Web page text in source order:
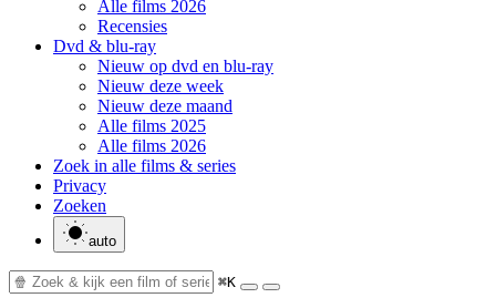
Alle films 2026
Recensies
Dvd & blu-ray
Nieuw op dvd en blu-ray
Nieuw deze week
Nieuw deze maand
Alle films 2025
Alle films 2026
Zoek in alle films & series
Privacy
Zoeken
auto
⌘K